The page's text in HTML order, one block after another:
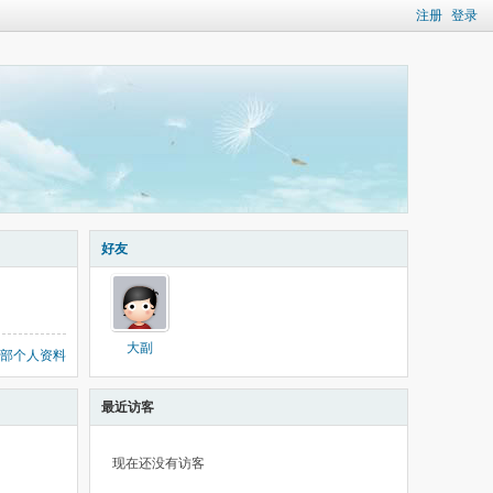
注册 登录
个人资料
好友
大副
最近访客
现在还没有访客